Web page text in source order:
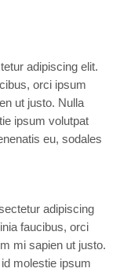
adipiscing elit.
orci ipsum
ut justo. Nulla
ipsum volutpat
eu, sodales
adipiscing
faucibus, orci
mi sapien ut justo.
molestie ipsum